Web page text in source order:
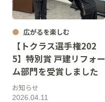
広がるを楽しむ
【トクラス選手権202
5】特別賞 戸建リフォー
ム部門を受賞しました
2026.04.11
お知らせ